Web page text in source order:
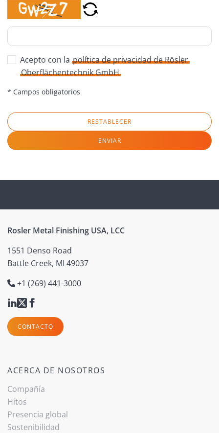
Acepto con la política de privacidad de Rösler
Oberflächentechnik GmbH
* Campos obligatorios
RESTABLECER
ENVIAR
Rosler Metal Finishing USA, LCC
1551 Denso Road
Battle Creek, MI 49037
+1 (269) 441-3000
CONTACTO
ACERCA DE NOSOTROS
Compañía
Hitos
Presencia global
Sostenibilidad